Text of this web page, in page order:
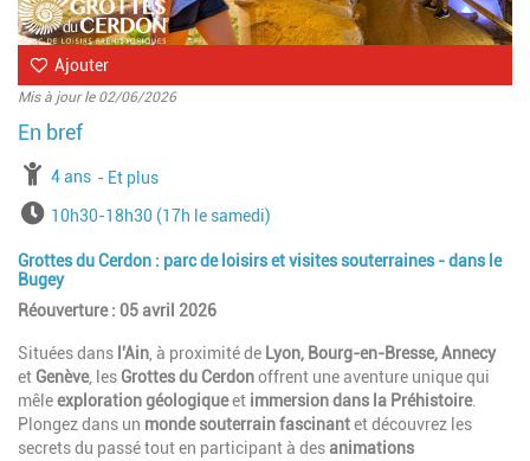
Ajouter
Mis à jour le 02/06/2026
à partir de
4 ans jusqu'à l'âge de
Et plus
Horaires10h30-18h30 (17h le samedi)
Grottes du Cerdon : parc de loisirs et visites souterraines - dans le
Bugey
Réouverture : 05 avril 2026
Situées dans l'Ain , à proximité de Lyon, Bourg-en-Bresse, Annecy
et Genève, les Grottes du Cerdonoffrent une aventure unique qui
mêleexploration géologiqueet immersion dans la Préhistoire.
Plongez dans un monde souterrain fascinantet découvrez les
secrets du passé tout en participant à desanimations